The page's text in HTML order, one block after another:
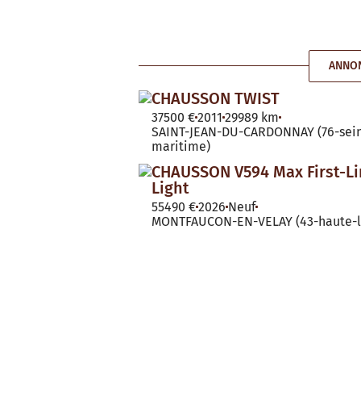
CHAUSSON TWIST
37500 €2011 29989 km
SAINT-JEAN-DU-CARDONNAY (76-
maritime)
CHAUSSON V594 Max First-
Light
55490 €2026 Neuf
MONTFAUCON-EN-VELAY (43-